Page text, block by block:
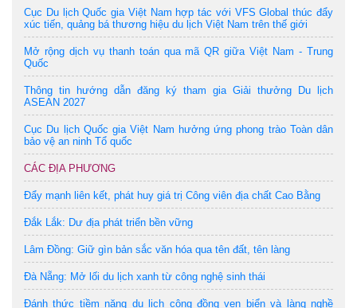
Cục Du lịch Quốc gia Việt Nam hợp tác với VFS Global thúc đẩy
xúc tiến, quảng bá thương hiệu du lịch Việt Nam trên thế giới
Mở rộng dịch vụ thanh toán qua mã QR giữa Việt Nam - Trung
Quốc
Thông tin hướng dẫn đăng ký tham gia Giải thưởng Du lịch
ASEAN 2027
Cục Du lịch Quốc gia Việt Nam hưởng ứng phong trào Toàn dân
bảo vệ an ninh Tổ quốc
CÁC ĐỊA PHƯƠNG
Đẩy mạnh liên kết, phát huy giá trị Công viên địa chất Cao Bằng
Đắk Lắk: Dư địa phát triển bền vững
Lâm Đồng: Giữ gìn bản sắc văn hóa qua tên đất, tên làng
Đà Nẵng: Mở lối du lịch xanh từ công nghệ sinh thái
Đánh thức tiềm năng du lịch cộng đồng ven biển và làng nghề